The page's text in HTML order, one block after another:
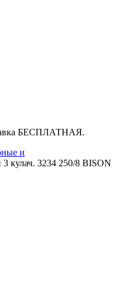
БЕСПЛАТНАЯ.
и
кулач. 3234 250/8 BISON